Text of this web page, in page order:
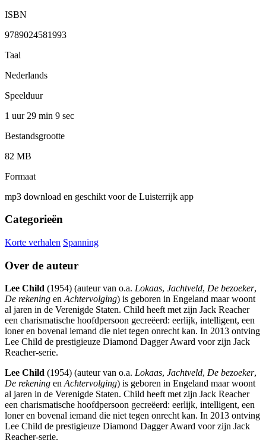
ISBN
9789024581993
Taal
Nederlands
Speelduur
1 uur 29 min 9 sec
Bestandsgrootte
82 MB
Formaat
mp3 download en geschikt voor de Luisterrijk app
Categorieën
Korte verhalen Spanning
Over de auteur
Lee Child (1954) (auteur van o.a. Lokaas, Jachtveld, De bezoeker,
De rekening enAchtervolging) is geboren in Engeland maar woont
al jaren in de Verenigde Staten. Child heeft met zijn Jack Reacher
een charismatische hoofdpersoon gecreëerd: eerlijk, intelligent, een
loner en bovenal iemand die niet tegen onrecht kan. In 2013 ontving
Lee Child de prestigieuze Diamond Dagger Award voor zijn Jack
Reacher-serie.
Lee Child (1954) (auteur van o.a. Lokaas, Jachtveld, De bezoeker,
De rekening enAchtervolging) is geboren in Engeland maar woont
al jaren in de Verenigde Staten. Child heeft met zijn Jack Reacher
een charismatische hoofdpersoon gecreëerd: eerlijk, intelligent, een
loner en bovenal iemand die niet tegen onrecht kan. In 2013 ontving
Lee Child de prestigieuze Diamond Dagger Award voor zijn Jack
Reacher-serie.